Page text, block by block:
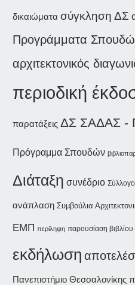
δικαιώματα σύγκληση ΔΣ
Προγράμματα
αρχιτεκτονικός
περιοδική
παρατάξεις ΔΣ ΣΑΔΑΣ -
Πρόγραμμα Σπουδών
Διάταξη συνέδριο
ανάπλαση Συμβούλια
ΕΜΠ περίληψη παρουσίαση βιβλίου
εκδήλωση
Πανεπιστήμιο Θεσσαλονίκης